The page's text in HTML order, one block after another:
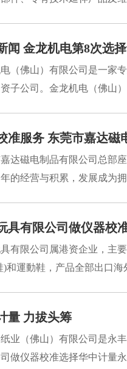
闻 金龙机电第8次选
（佛山）有限公司是一家
子公司。金龙机电（佛山
准服务 东莞市嘉达磁
达磁电制品有限公司总部
的经营与积累，发展成为
具有限公司做仪器校
有限公司属港资企业，主
)和運動鞋，产品全部出口
量 力拔头筹
业（佛山）有限公司是永
做仪器校准选择华中计量